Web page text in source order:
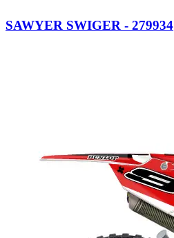
SAWYER SWIGER - 279934